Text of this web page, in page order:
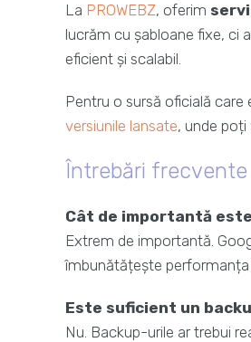
La PROWEBZ, oferim
lucrăm cu șabloane fixe, ci
eficient și scalabil.
Pentru o sursă oficială
versiunile lansate, unde
Întrebări
Cât de importantă
Extrem de importantă.
îmbunătățește performanța
Este suficient un
Nu. Backup-urile ar trebui